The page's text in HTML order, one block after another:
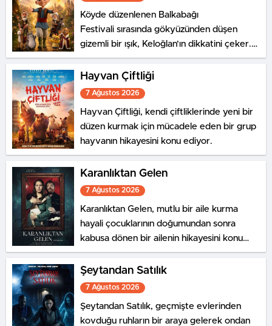
Köyde düzenlenen Balkabağı
Festivali sırasında gökyüzünden düşen
gizemli bir ışık, Keloğlan’ın dikkatini çeker.
Aynı olağanüstü olaya, Hayvanlar
Şatosu’nda yaşayan Tombik
Tekir ve Civciv de tanıklık eder.
Hayvan Çiftliği
7 Ağustos 2026
Hayvan Çiftliği, kendi çiftliklerinde yeni bir
düzen kurmak için mücadele eden bir grup
hayvanın hikayesini konu ediyor.
Karanlıktan Gelen
7 Ağustos 2026
Karanlıktan Gelen, mutlu bir aile kurma
hayali çocuklarının doğumundan sonra
kabusa dönen bir ailenin hikayesini konu
ediyor.
Şeytandan Satılık
7 Ağustos 2026
Şeytandan Satılık, geçmişte evlerinden
kovduğu ruhların bir araya gelerek ondan